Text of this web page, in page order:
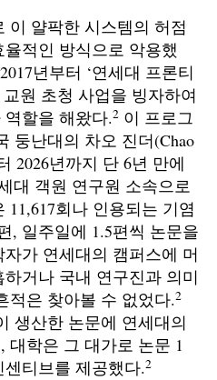
이 얄팍한 시스템의 허점
적인 방식으로 악용했
년부터 ‘연세대 프론티
원 초청 사업을 빙자하여
할을 해왔다.2 이 프로그
둥난대의 차오 진더(Chao
2026년까지 단 6년 만에
대 객원 연구원 소속으로
회나 인용되는 기염
, 일주일에 1.5편씩 논문을
가 연세대의 캠퍼스에 머
거나 국내 연구진과 의미
적은 찾아볼 수 없었다.2
생산한 논문에 연세대의
대학은 그 대가로 논문 1
티브를 제공했다.2